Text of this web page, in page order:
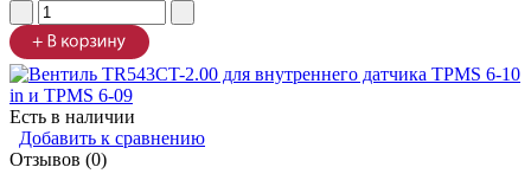
Есть в наличии
Добавить к сравнению
Отзывов (0)